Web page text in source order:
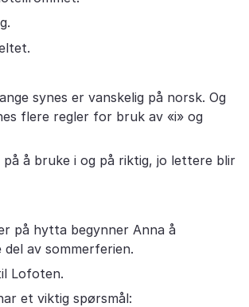
synes er vanskelig på norsk. Og
flere regler for bruk av «i» og
å bruke i og på riktig, jo lettere blir
på hytta begynner Anna å
del av sommerferien.
Lofoten.
et viktig spørsmål: